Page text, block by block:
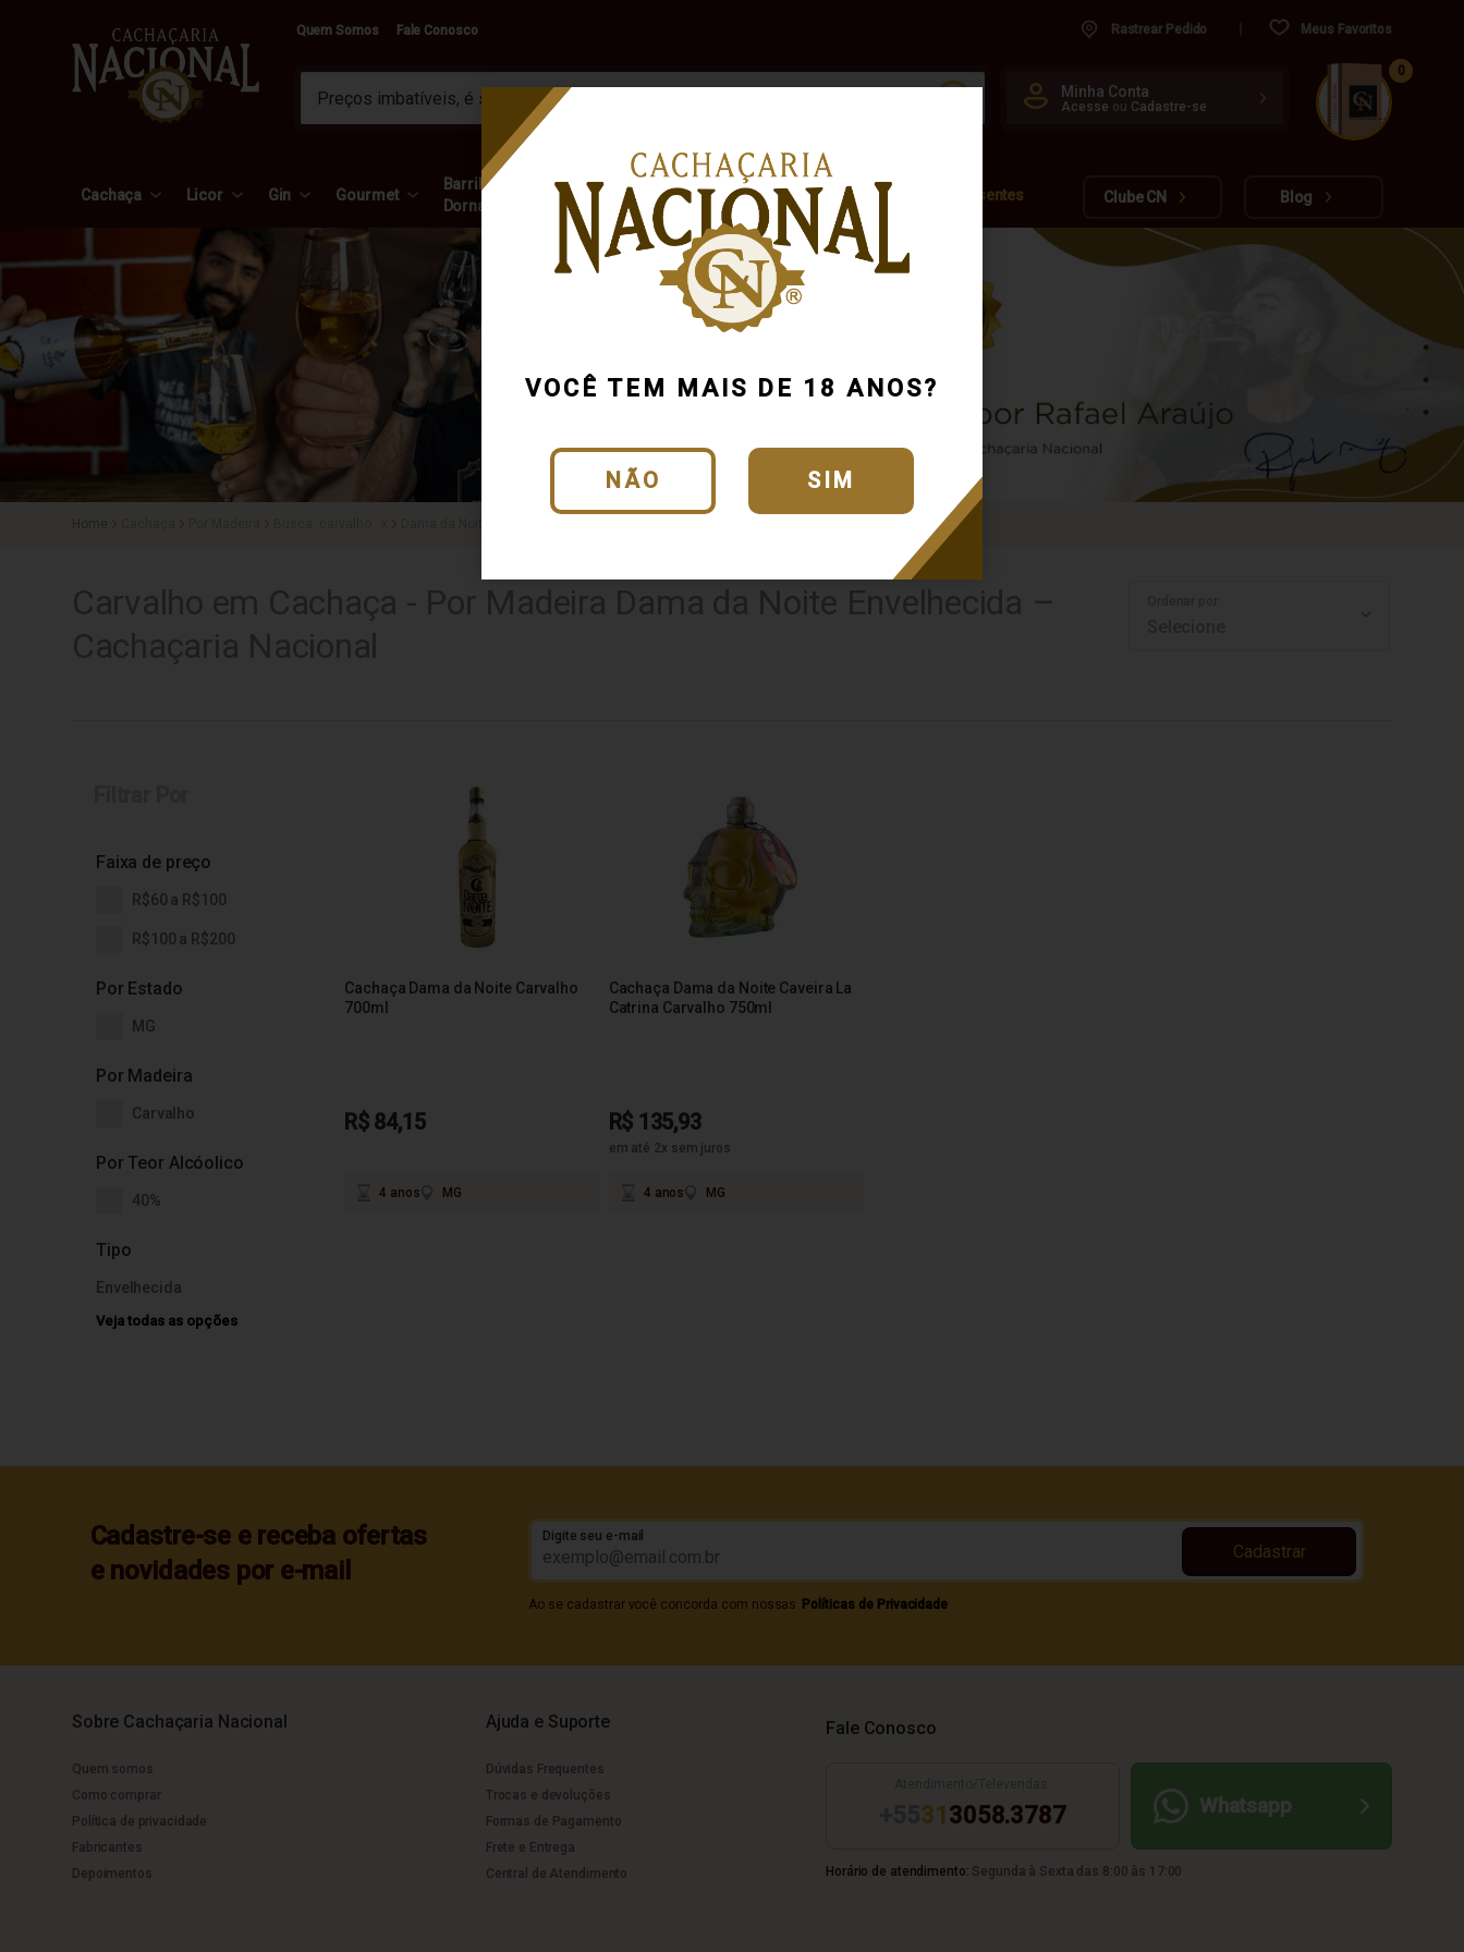
VOCÊ TEM MAIS DE 18 ANOS?
NÃO SIM
Quem Somos Fale Conosco Rastrear Pedido Meus Favoritos
Minha Conta
Acesse ou Cadastre-se
www.cachacarianacional.com.br
CUIDADO FRÁGIL
0
Cachaça Licor Gin Gourmet
Barril e
Dorna
Acessórios
Outras
Bebidas
Marcas Presentes Clube CN Blog
Por Estado
MG
Por Madeira
Carvalho
Por Teor Alcóolico
40%
Tipo
Envelhecida
Veja todas as opções
Faixa de preço
R$60 a R$100
R$100 a R$200
Cachaça Dama da Noite Carvalho
700ml
R$ 84,15
4 anos MG
Cachaça Dama da Noite Caveira La
Catrina Carvalho 750ml
R$ 135,93
em até 2x sem juros
4 anos MG
Cadastre-se e receba ofertas
e novidades por e-mail
Digite seu e-mail
Ao se cadastrar você concorda com nossas Políticas de Privacidade
Cadastrar
Sobre Cachaçaria Nacional
Quem somos
Como comprar
Política de privacidade
Fabricantes
Depoimentos
Ajuda e Suporte
Dúvidas Frequentes
Trocas e devoluções
Formas de Pagamento
Frete e Entrega
Central de Atendimento
Fale Conosco
31 3058.3787 Whatsapp
Horário de atendimento: Segunda à Sexta das 8:00 às 17:00